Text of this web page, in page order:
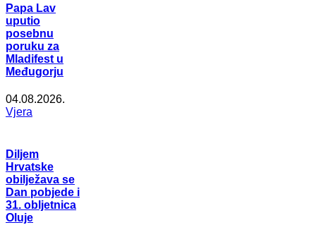
Papa Lav
uputio
posebnu
poruku za
Mladifest u
Međugorju
04.08.2026.
Vjera
Diljem
Hrvatske
obilježava se
Dan pobjede i
31. obljetnica
Oluje